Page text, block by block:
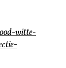
witte-